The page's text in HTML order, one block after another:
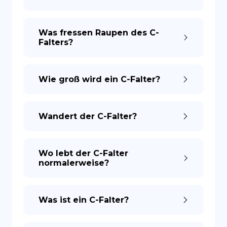
ES
Was fressen Raupen des C-
Falters?
Wie groß wird ein C-Falter?
Wandert der C-Falter?
Wo lebt der C-Falter
normalerweise?
Was ist ein C-Falter?